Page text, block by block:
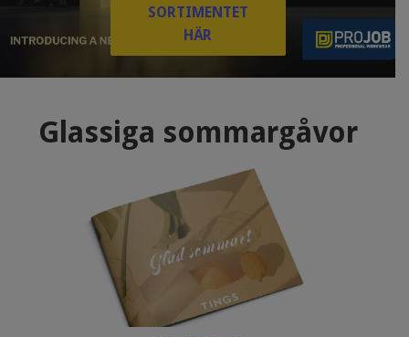
SORTIMENTET
HÄR
Glassiga sommargåvor